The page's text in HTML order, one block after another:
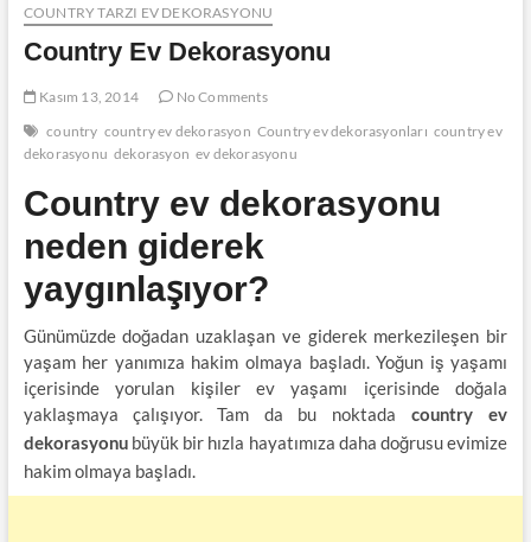
COUNTRY TARZI EV DEKORASYONU
Country Ev Dekorasyonu
Kasım 13, 2014
No Comments
country country ev dekorasyon Country ev dekorasyonları country ev
dekorasyonu dekorasyon ev dekorasyonu
Country ev dekorasyonu
neden giderek
yaygınlaşıyor?
Günümüzde doğadan uzaklaşan ve giderek merkezileşen bir
yaşam her yanımıza hakim olmaya başladı. Yoğun iş yaşamı
içerisinde yorulan kişiler ev yaşamı içerisinde doğala
yaklaşmaya çalışıyor. Tam da bu noktada country ev
dekorasyonubüyük bir hızla hayatımıza daha doğrusu evimize
hakim olmaya başladı.